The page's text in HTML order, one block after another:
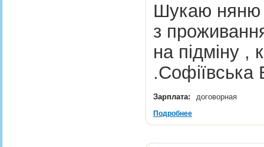
Шукаю няню
з
на підміну ,
Зарплата: договорная
Подробнее